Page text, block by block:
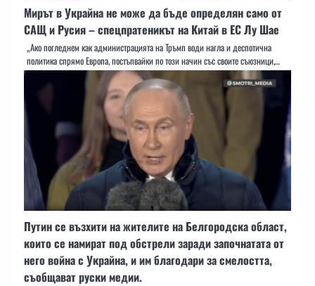
Мирът в Украйна не може да бъде определян само от
САЩ и Русия – спецпратеникът на Китай в ЕС Лу Шае
„Ако погледнем как администрацията на Тръмп води нагла и деспотична
политика спрямо Европа, постъпвайки по този начин със своите съюзници,…
Путин се възхити на жителите на Белгородска област,
които се намират под обстрели заради започнатата от
него война с Украйна, и им благодари за смелостта,
съобщават руски медии.